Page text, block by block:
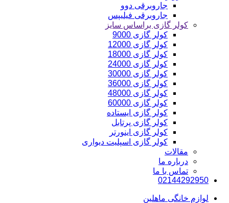
جاروبرقی دوو
جاروبرقی فیلیپس
کولر گازی براساس سایز
کولر گازی 9000
کولر گازی 12000
کولر گازی 18000
کولر گازی 24000
کولر گازی 30000
کولر گازی 36000
کولر گازی 48000
کولر گازی 60000
کولر گازی ایستاده
کولر گازی پرتابل
کولر گازی اینورتر
کولر گازی اسپلیت دیواری
مقالات
درباره ما
تماس با ما
02144292950
لوازم خانگی ماهلین